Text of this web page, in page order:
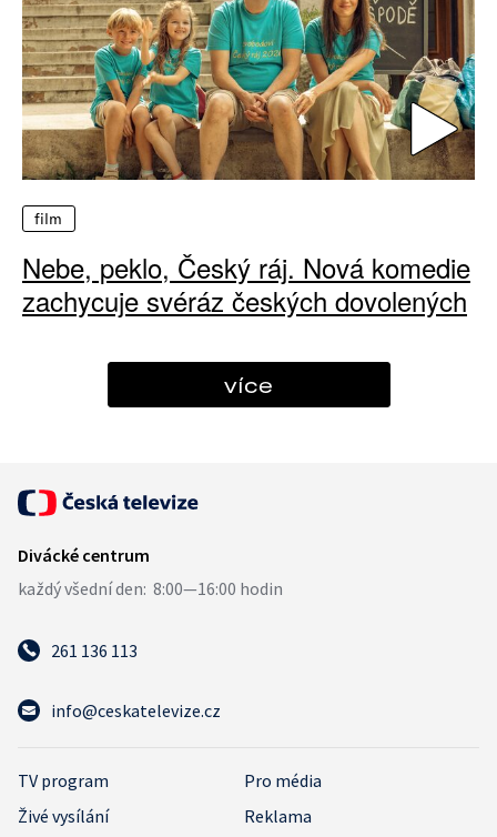
film
Nebe, peklo, Český ráj. Nová komedie
zachycuje svéráz českých dovolených
více
261 136 113
info@ceskatelevize.cz
TV program
Pro média
Živé vysílání
Reklama